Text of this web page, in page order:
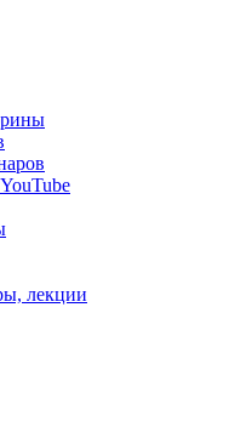
лекции